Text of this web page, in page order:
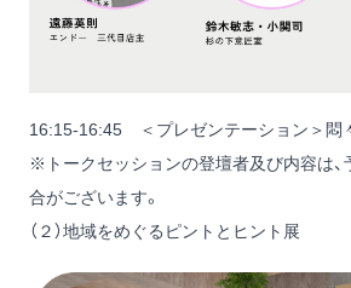
16:15-16:45 ＜プレゼンテーション＞悶
※トークセッションの登壇者及び内容は
合がございます。
（２）地域をめぐるピントとヒント展